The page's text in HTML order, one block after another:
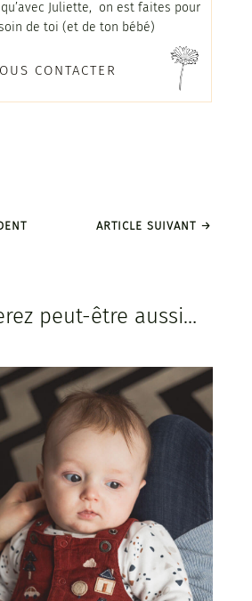
qu’avec Juliette, on est faites pour
de toi (et de ton bébé)
CONTACTER
ARTICLE SUIVANT →
peut-être aussi…